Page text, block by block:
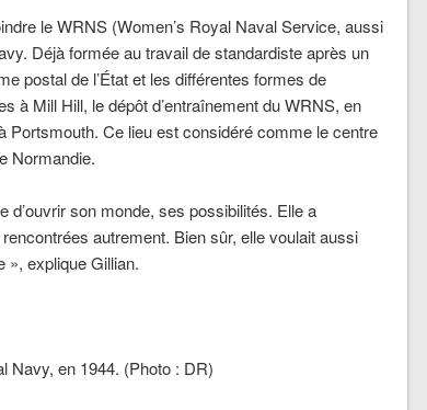
le WRNS (Women’s Royal Naval Service, aussi
Déjà formée au travail de standardiste après un
postal de l’État et les différentes formes de
à Mill Hill, le dépôt d’entraînement du WRNS, en
Portsmouth. Ce lieu est considéré comme le centre
Normandie.
d’ouvrir son monde, ses possibilités. Elle a
autrement. Bien sûr, elle voulait aussi
», explique Gillian.
Navy, en 1944. (Photo : DR)